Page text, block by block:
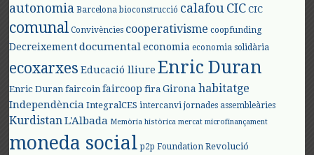
autonomia Barcelona bioconstrucció calafouCIC CIC
comunal Convivències cooperativisme coopfunding
Decreixement documental economia economia solidària
ecoxarxes Educació lliure Enric Duran
Enric Duran faircoin faircoop fira Girona habitatge
Independència IntegralCES intercanvi jornades assembleàries
KurdistanL'Albada Memòria històrica mercat microfinançament
moneda social p2p Foundation Revolució